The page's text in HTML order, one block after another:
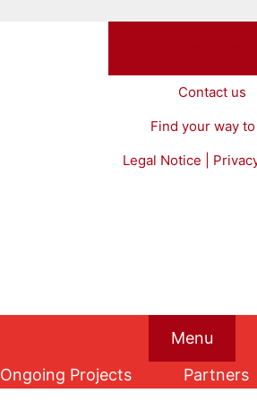
Contact us
Find your way
Legal Notice |
Menu
Ongoing Projects Partners